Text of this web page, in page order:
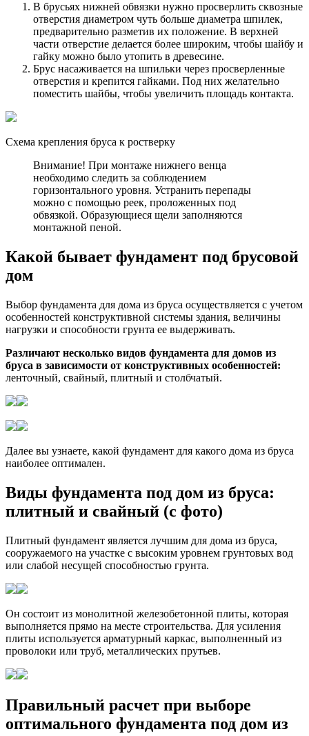
В брусьях нижней обвязки нужно просверлить сквозные
отверстия диаметром чуть больше диаметра шпилек,
предварительно разметив их положение. В верхней
части отверстие делается более широким, чтобы шайбу и
гайку можно было утопить в древесине.
Брус насаживается на шпильки через просверленные
отверстия и крепится гайками. Под них желательно
поместить шайбы, чтобы увеличить площадь контакта.
Схема крепления бруса к ростверку
Внимание! При монтаже нижнего венца
необходимо следить за соблюдением
горизонтального уровня. Устранить перепады
можно с помощью реек, проложенных под
обвязкой. Образующиеся щели заполняются
монтажной пеной.
Какой бывает фундамент под брусовой
дом
Выбор фундамента для дома из бруса осуществляется с учетом
особенностей конструктивной системы здания, величины
нагрузки и способности грунта ее выдерживать.
Различают несколько видов фундамента для домов из
бруса в зависимости от конструктивных особенностей:
ленточный, свайный, плитный и столбчатый.
Далее вы узнаете, какой фундамент для какого дома из бруса
наиболее оптимален.
Виды фундамента под дом из бруса:
плитный и свайный (с фото)
Плитный фундамент является лучшим для дома из бруса,
сооружаемого на участке с высоким уровнем грунтовых вод
или слабой несущей способностью грунта.
Он состоит из монолитной железобетонной плиты, которая
выполняется прямо на месте строительства. Для усиления
плиты используется арматурный каркас, выполненный из
проволоки или труб, металлических прутьев.
Правильный расчет при выборе
оптимального фундамента под дом из